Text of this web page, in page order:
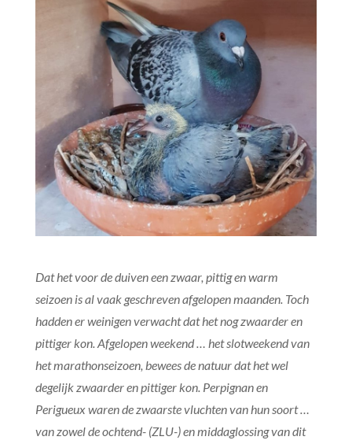
Dat het voor de duiven een zwaar, pittig en warm
seizoen is al vaak geschreven afgelopen maanden. Toch
hadden er weinigen verwacht dat het nog zwaarder en
pittiger kon. Afgelopen weekend … het slotweekend van
het marathonseizoen, bewees de natuur dat het wel
degelijk zwaarder en pittiger kon. Perpignan en
Perigueux waren de zwaarste vluchten van hun soort …
van zowel de ochtend- (ZLU-) en middaglossing van dit